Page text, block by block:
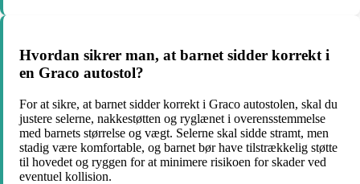
Hvordan sikrer man, at barnet sidder korrekt i
en Graco autostol?
For at sikre, at barnet sidder korrekt i Graco autostolen, skal du
justere selerne, nakkestøtten og ryglænet i overensstemmelse
med barnets størrelse og vægt. Selerne skal sidde stramt, men
stadig være komfortable, og barnet bør have tilstrækkelig støtte
til hovedet og ryggen for at minimere risikoen for skader ved
eventuel kollision.